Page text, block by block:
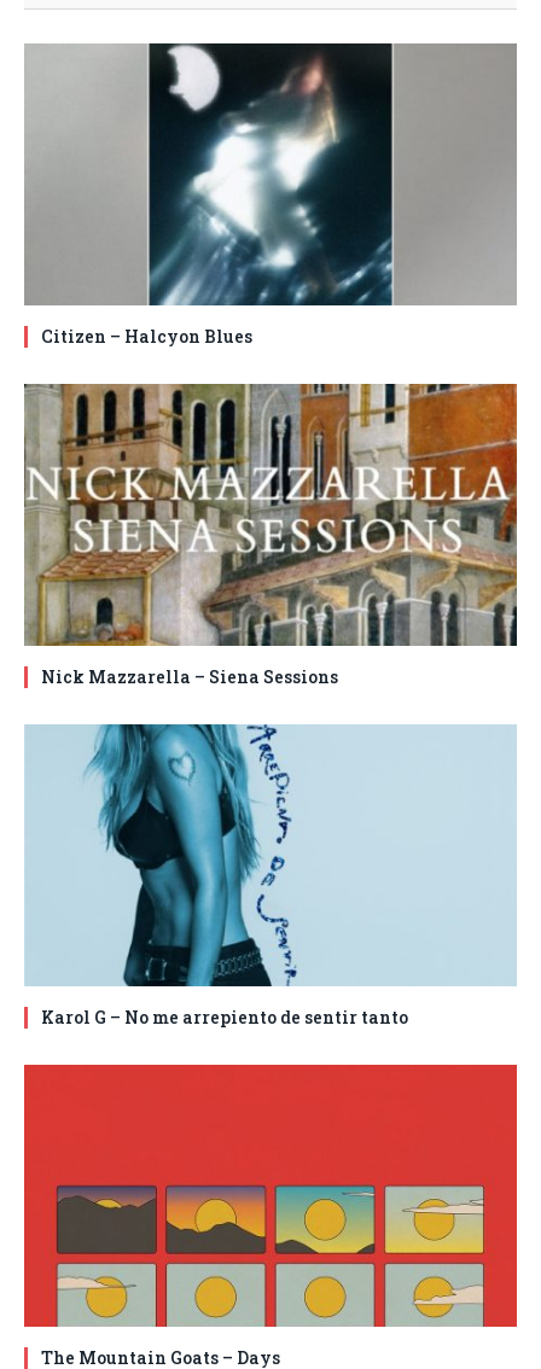
Citizen – Halcyon Blues
Nick Mazzarella – Siena Sessions
Karol G – No me arrepiento de sentir tanto
The Mountain Goats – Days